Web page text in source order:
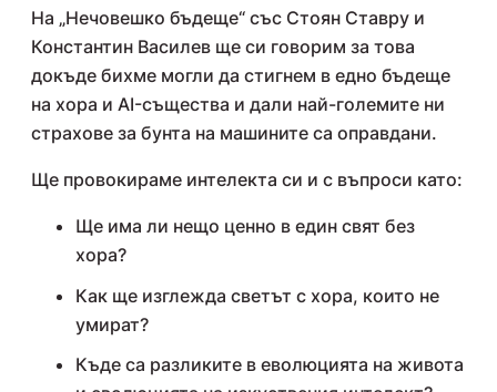
На „Нечовешко бъдеще“ със Стоян Ставру и
Константин Василев ще си говорим за това
докъде бихме могли да стигнем в едно бъдеще
на хора и AI-същества и дали най-големите ни
страхове за бунта на машините са оправдани.
Ще провокираме интелекта си и с въпроси като:
Ще има ли нещо ценно в един свят без
хора?
Как ще изглежда светът с хора, които не
умират?
Къде са разликите в еволюцията на живота